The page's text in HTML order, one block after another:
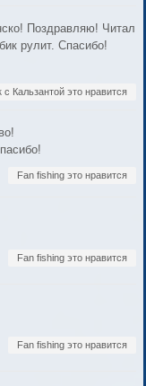
Поздравляю! Читал
рулит. Спасибо!
с Кальзантой это нравится
Fan fishing это нравится
Fan fishing это нравится
Fan fishing это нравится